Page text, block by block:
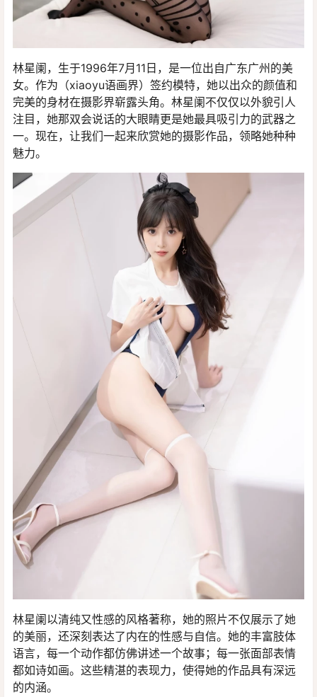
林星阑，生于1996年7月11日，是一位出自广东广州的美
女。作为（xiaoyu语画界）签约模特，她以出众的颜值和
完美的身材在摄影界崭露头角。林星阑不仅仅以外貌引人
注目，她那双会说话的大眼睛更是她最具吸引力的武器之
一。现在，让我们一起来欣赏她的摄影作品，领略她种种
魅力。
林星阑以清纯又性感的风格著称，她的照片不仅展示了她
的美丽，还深刻表达了内在的性感与自信。她的丰富肢体
语言，每一个动作都仿佛讲述一个故事；每一张面部表情
都如诗如画。这些精湛的表现力，使得她的作品具有深远
的内涵。